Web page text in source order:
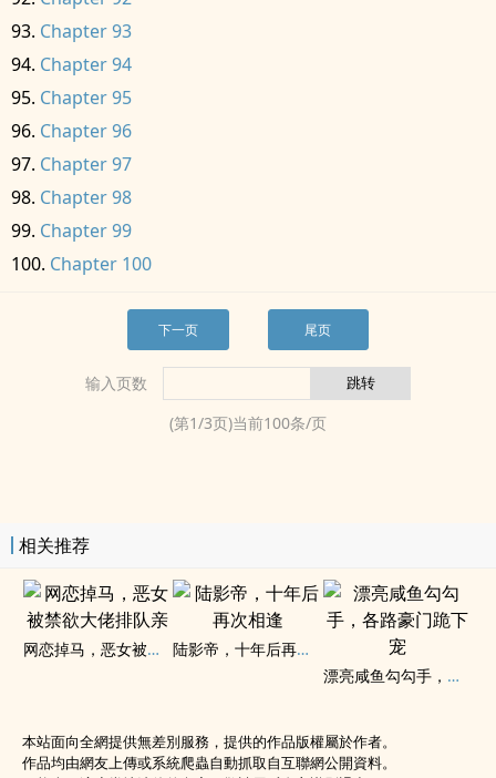
Chapter 93
Chapter 94
Chapter 95
Chapter 96
Chapter 97
Chapter 98
Chapter 99
Chapter 100
下一页 尾页
输入页数
(第1/3页)当前100条/页
相关推荐
网恋掉马，恶女被禁欲大佬排队亲
陆影帝，十年后再次相逢
漂亮咸鱼勾勾手，各路豪门跪下宠
本站面向全網提供無差別服務，提供的作品版權屬於作者。
作品均由網友上傳或系統爬蟲自動抓取自互聯網公開資料。